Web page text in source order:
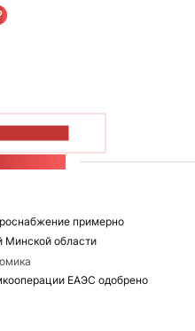
примерно
Минской области
ЕАЭС одобрено